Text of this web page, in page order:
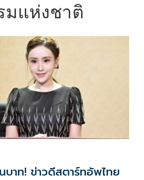
มแห่งชาติ
าท! ข่าวดีสตาร์ทอัพไทย